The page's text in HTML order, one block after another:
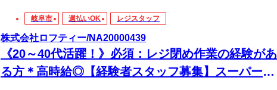
岐阜市 週払いOK レジスタッフ
株式会社ロフティー/NA20000439
《20～40代活躍！》必須：レジ閉め作業の経験があ
る方＊高時給◎【経験者スタッフ募集】スーパーで